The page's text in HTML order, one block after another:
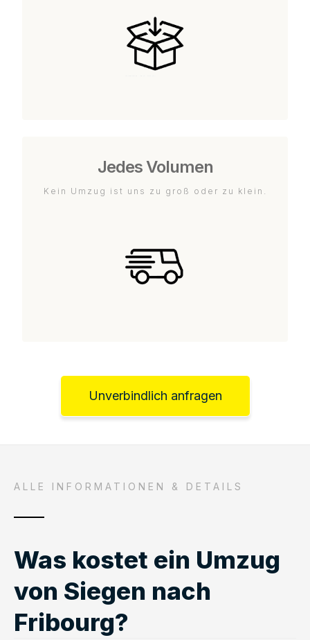
Jedes Volumen
Kein Umzug ist uns zu groß oder zu klein.
Unverbindlich anfragen
ALLE INFORMATIONEN & DETAILS
Was kostet ein Umzug
von Siegen nach
Fribourg?